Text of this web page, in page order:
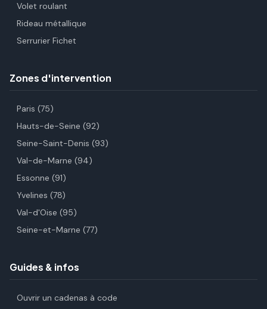
Volet roulant
Rideau métallique
Serrurier Fichet
Zones d'intervention
Paris (75)
Hauts-de-Seine (92)
Seine-Saint-Denis (93)
Val-de-Marne (94)
Essonne (91)
Yvelines (78)
Val-d'Oise (95)
Seine-et-Marne (77)
Guides & infos
Ouvrir un cadenas à code